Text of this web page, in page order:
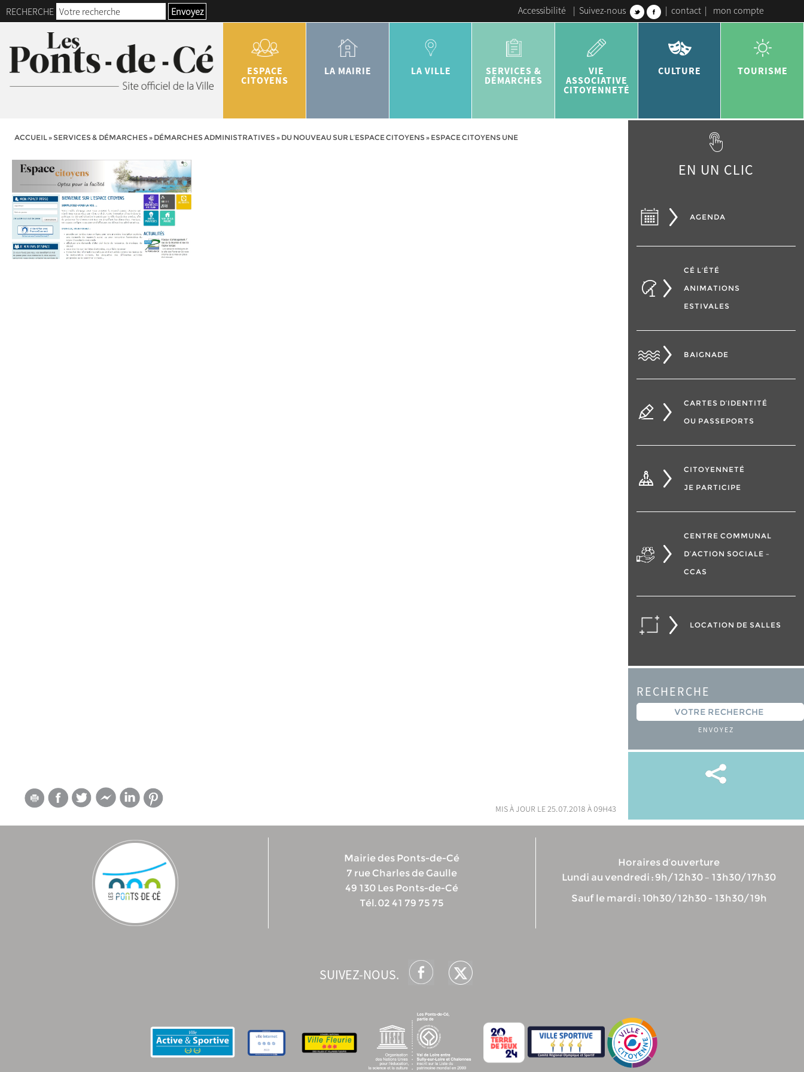
RECHERCHE Envoyez Accessibilité | Suivez-nous | contact | mon compte
ESPACE
CITOYENS
LA MAIRIE LA VILLE
SERVICES &
DÉMARCHES
VIE
ASSOCIATIVE
CITOYENNETÉ
CULTURE TOURISME
ACCUEIL» SERVICES & DÉMARCHES» DÉMARCHES ADMINISTRATIVES» DU NOUVEAU SUR L’ESPACE CITOYENS» ESPACE CITOYENS UNE
mis à jour le 25.07.2018 à 09h43
EN UN CLIC
AGENDA
CÉ L’ÉTÉ
ANIMATIONS
ESTIVALES
BAIGNADE
CARTES D’IDENTITÉ
OU PASSEPORTS
CITOYENNETÉ
JE PARTICIPE
CENTRE COMMUNAL
D’ACTION SOCIALE –
CCAS
LOCATION DE SALLES
RECHERCHE
ENVOYEZ
Mairie des Ponts-de-Cé
7 rue Charles de Gaulle
49 130 Les Ponts-de-Cé
Tél. 02 41 79 75 75
Horaires d’ouverture
Lundi au vendredi : 9h/12h30 – 13h30/17h30
Sauf le mardi : 10h30/12h30 - 13h30/19h
SUIVEZ-NOUS.